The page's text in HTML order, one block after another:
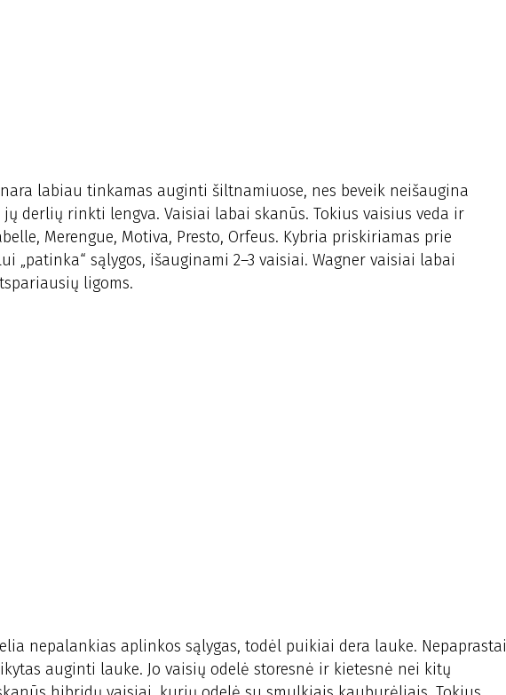
labiau tinkamas auginti šiltnamiuose, nes beveik neišaugina
derlių rinkti lengva. Vaisiai labai skanūs. Tokius vaisius veda ir
Merengue, Motiva, Presto, Orfeus. Kybria priskiriamas prie
„patinka“ sąlygos, išauginami 2–3 vaisiai. Wagner vaisiai labai
ligoms.
nepalankias aplinkos sąlygas, todėl puikiai dera lauke. Nepaprastai
auginti lauke. Jo vaisių odelė storesnė ir kietesnė nei kitų